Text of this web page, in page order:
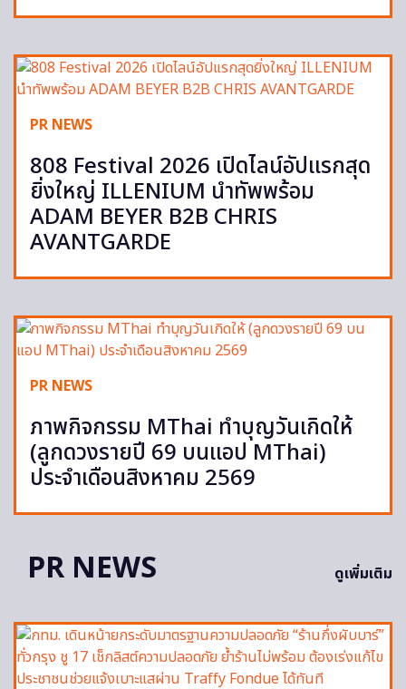
PR NEWS
808 Festival 2026 เปิดไลน์อัปแรกสุด
ยิ่งใหญ่ ILLENIUM นำทัพพร้อม
ADAM BEYER B2B CHRIS
AVANTGARDE
PR NEWS
ภาพกิจกรรม MThai ทำบุญวันเกิดให้
(ลูกดวงรายปี 69 บนแอป MThai)
ประจำเดือนสิงหาคม 2569
PR NEWS ดูเพิ่มเติม